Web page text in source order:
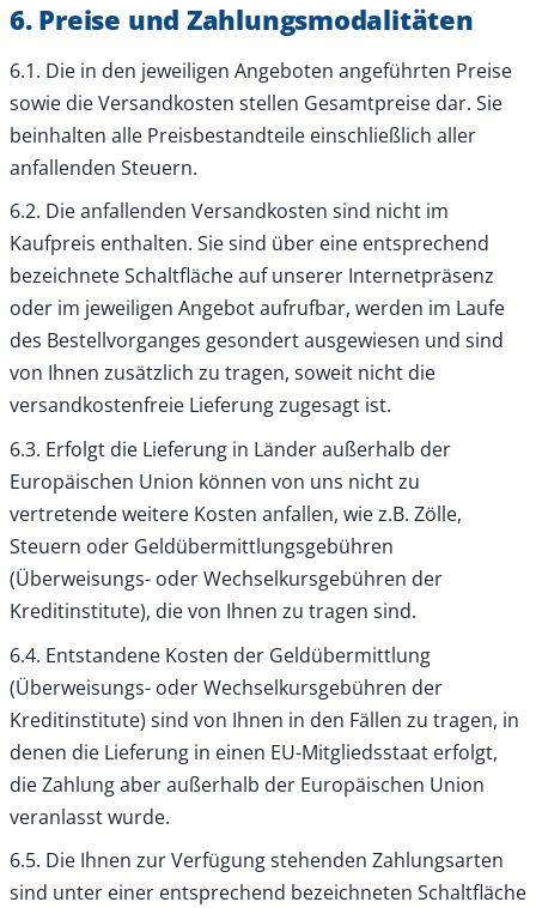
6. Preise und Zahlungsmodalitäten
6.1. Die in den jeweiligen Angeboten angeführten Preise
sowie die Versandkosten stellen Gesamtpreise dar. Sie
beinhalten alle Preisbestandteile einschließlich aller
anfallenden Steuern.
6.2. Die anfallenden Versandkosten sind nicht im
Kaufpreis enthalten. Sie sind über eine entsprechend
bezeichnete Schaltfläche auf unserer Internetpräsenz
oder im jeweiligen Angebot aufrufbar, werden im Laufe
des Bestellvorganges gesondert ausgewiesen und sind
von Ihnen zusätzlich zu tragen, soweit nicht die
versandkostenfreie Lieferung zugesagt ist.
6.3. Erfolgt die Lieferung in Länder außerhalb der
Europäischen Union können von uns nicht zu
vertretende weitere Kosten anfallen, wie z.B. Zölle,
Steuern oder Geldübermittlungsgebühren
(Überweisungs- oder Wechselkursgebühren der
Kreditinstitute), die von Ihnen zu tragen sind.
6.4. Entstandene Kosten der Geldübermittlung
(Überweisungs- oder Wechselkursgebühren der
Kreditinstitute) sind von Ihnen in den Fällen zu tragen, in
denen die Lieferung in einen EU-Mitgliedsstaat erfolgt,
die Zahlung aber außerhalb der Europäischen Union
veranlasst wurde.
6.5. Die Ihnen zur Verfügung stehenden Zahlungsarten
sind unter einer entsprechend bezeichneten Schaltfläche